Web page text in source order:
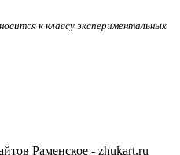
к классу экспериментальных
Раменское - zhukart.ru